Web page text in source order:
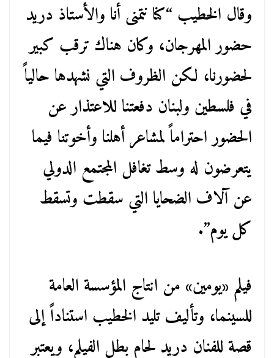
وقال الخطيب “كنا نتمنى أنا والأستاذ دريد
حضور المهرجان، وكان هناك ترقب كبير
لحضورنا، لكن الظروف التي نشهدها حالياً
في فلسطين ولبنان دفعتنا للاعتذار عن
الحضور احتراماً لمشاعر أهلنا وأخوتنا فيما
يتعرضون له وسط تغافل المجتمع الدولي
عن آلاف الضحايا التي سقطت وتسقط
كل يوم”.
فيلم «يومين» من انتاج المؤسسة العامة
للسينما، وتأليف تليد الخطيب استناداً إلى
قصة للفنان دريد لحام بطل الفيلم، ويعتبر